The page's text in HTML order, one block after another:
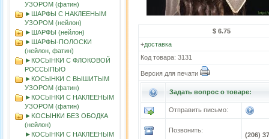
УЗОРОМ (фатин)
►ШАРФЫ С НАКЛЕЕНЫМ
УЗОРОМ (нейлон)
►ШАРФЫ (нейлон)
►ШАРФЫ-ПОЛОСКИ
(нейлон, фатин)
►КОСЫНКИ С ФЛОКОВОЙ
РОССЫПЬЮ
►КОСЫНКИ С ВЫШИТЫМ
УЗОРОМ (фатин)
►КОСЫНКИ С НАКЛЕЕНЫМ
УЗОРОМ (фатин)
►KOСЫНКИ БЕЗ ОБОДКА
(нейлон)
►КОСЫНКИ С НАКЛЕЕНЫМ
$ 6.75
+доставка
Код товара: 3131
Версия для печати
Задать вопрос о товаре:
Отправить письмо:
Позвонить:
(206)